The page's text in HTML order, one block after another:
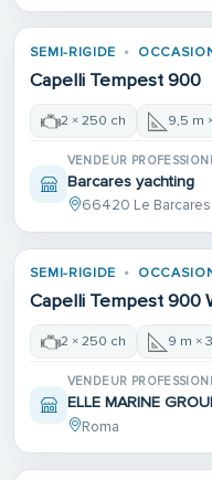
SEMI-RIGIDE
Capelli Tempest 900
2 × 250 ch 9,5 m
VENDEUR
Barcares yachting
66420 Le Barcares
SEMI-RIGIDE
Capelli Tempest 900
2 × 250 ch 9 m ×
VENDEUR
ELLE MARINE
Roma